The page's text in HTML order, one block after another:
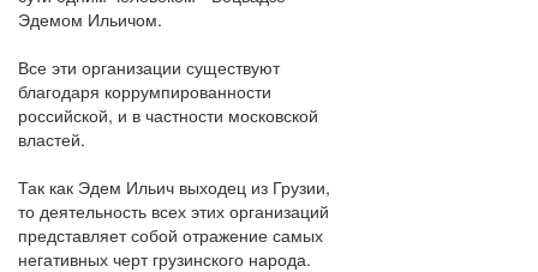
Эдемом Ильичом.
Все эти организации существуют
благодаря коррумпированности
российской, и в частности московской
властей.
Так как Эдем Ильич выходец из Грузии,
то деятельность всех этих организаций
представляет собой отражение самых
негативных черт грузинского народа.